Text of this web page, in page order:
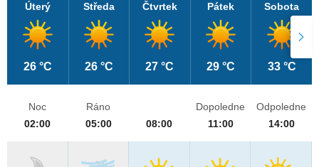
Úterý
26 °C
Středa
26 °C
Čtvrtek
27 °C
Pátek
29 °C
Sobota
33 °C
Noc
02:00
Ráno
05:00
08:00
Dopoledne
11:00
Odpoledne
14:00